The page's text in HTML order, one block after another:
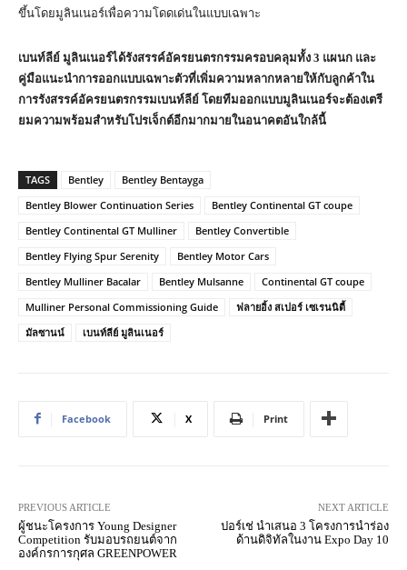
ขึ้นโดยมูลินเนอร์เพื่อความโดดเด่นในแบบเฉพาะ
เบนท์ลีย์ มูลินเนอร์ได้รังสรรค์อัครยนตรกรรมครอบคลุมทั้ง 3 แผนก และ
คู่มือแนะนำการออกแบบเฉพาะตัวที่เพิ่มความหลากหลายให้กับลูกค้าใน
การรังสรรค์อัครยนตรกรรมเบนท์ลีย์ โดยทีมออกแบบมูลินเนอร์จะต้องเตรี
ยมความพร้อมสำหรับโปรเจ็กต์อีกมากมายในอนาคตอันใกล้นี้
TAGS Bentley
Bentley Bentayga
Bentley Blower Continuation Series
Bentley Continental GT coupe
Bentley Continental GT Mulliner
Bentley Convertible
Bentley Flying Spur Serenity
Bentley Motor Cars
Bentley Mulliner Bacalar
Bentley Mulsanne
Continental GT coupe
Mulliner Personal Commissioning Guide
ฟลายอิ้ง สเปอร์ เซเรนนิตี้
มัลซานน์
เบนท์ลีย์ มูลินเนอร์
Facebook X Print
PREVIOUS ARTICLE
ผู้ชนะโครงการ Young Designer
Competition รับมอบรถยนต์จาก
องค์กรการกุศล GREENPOWER
NEXT ARTICLE
ปอร์เช่ นำเสนอ 3 โครงการนำร่อง
ด้านดิจิทัลในงาน Expo Day 10